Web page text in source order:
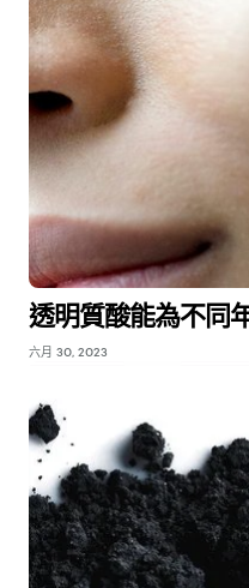
透明質酸能為不同
六月 30, 2023